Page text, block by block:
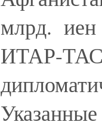
млрд.
ИТАР-